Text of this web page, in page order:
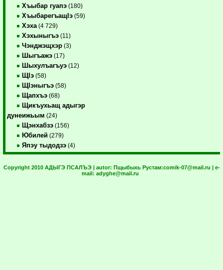
Хъыбар гуапэ (180)
ХъыбарегъащIэ (59)
Хэха (4 729)
Хэхыныгъэ (11)
Чэнджэщхэр (3)
Шыгъажэ (17)
Шыхулъагъуэ (12)
ЩIэ (58)
ЩIэныгъэ (58)
Щапхъэ (68)
Щикъухьащ адыгэр
дунеижьым (24)
Щэнхабзэ (156)
Юбилей (279)
Япэу тыдодзэ (4)
Copyright 2010 АДЫГЭ ПСАЛЪЭ | autor: Пщыбыхь Рустам:comik-07@mail.ru | e-
mail: adyghe@mail.ru